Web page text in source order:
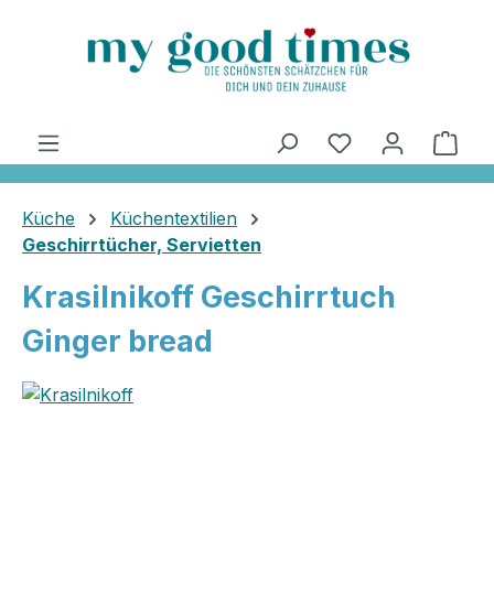
Küche
Küchentextilien
Geschirrtücher, Servietten
Krasilnikoff Geschirrtuch
Ginger bread